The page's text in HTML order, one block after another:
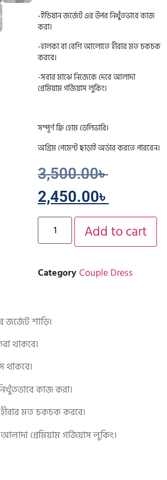
-ইন্ডিয়ান জর্জেট এর উপর নিখুঁতভাবে কাজ
করা।
-হালকা বা বেশি আলোতে হীরার মত চকচক
করবে।
-সবার মাঝে নিজেকে দেবে আলাদা
প্রেমিয়াম গর্জিয়াস লুকিং।
সম্পূর্ণ ফ্রি হোম ডেলিভারি।
অগ্রিম পেমেন্ট ছাড়াই অর্ডার করতে পারবেন।
3,500.00৳
2,450.00৳
Add to cart
CategoryCouple Dress
জর্জেট শাড়ি।
থাকবে।
থাকবে।
কাজ করা।
মত চকচক করবে।
প্রেমিয়াম গর্জিয়াস লুকিং।